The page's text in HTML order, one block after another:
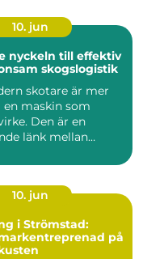
10. jun
skogslogistik
skotare är mer
en maskin som
Den är en
länk mellan
10. jun
i Strömstad:
på